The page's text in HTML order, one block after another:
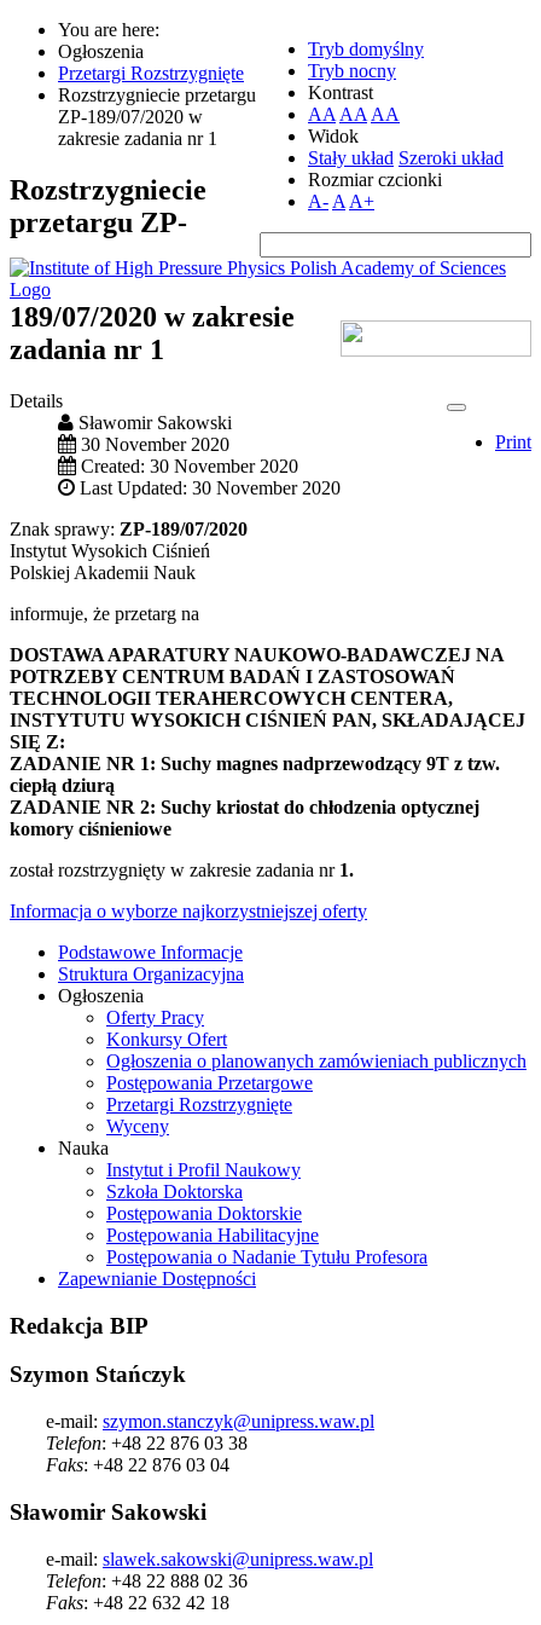
Tryb domyślny
Tryb nocny
Kontrast
AA AA AA
Widok
Stały układ Szeroki układ
Rozmiar czcionki
A- A A+
You are here:
Ogłoszenia
Przetargi Rozstrzygnięte
Rozstrzygniecie przetargu
ZP-189/07/2020 w
zakresie zadania nr 1
Rozstrzygniecie
przetargu ZP-
189/07/2020 w zakresie
zadania nr 1
Print
Details
Sławomir Sakowski
30 November 2020
Created: 30 November 2020
Last Updated: 30 November 2020
Znak sprawy: ZP-189/07/2020
Instytut Wysokich Ciśnień
Polskiej Akademii Nauk
informuje, że przetarg na
DOSTAWA APARATURY NAUKOWO-BADAWCZEJ NA
POTRZEBY CENTRUM BADAŃ I ZASTOSOWAŃ
TECHNOLOGII TERAHERCOWYCH CENTERA,
INSTYTUTU WYSOKICH CIŚNIEŃ PAN, SKŁADAJĄCEJ
SIĘ Z:
ZADANIE NR 1: Suchy magnes nadprzewodzący 9T z tzw.
ciepłą dziurą
ZADANIE NR 2: Suchy kriostat do chłodzenia optycznej
komory ciśnieniowe
został rozstrzygnięty w zakresie zadania nr 1.
Informacja o wyborze najkorzystniejszej oferty
Podstawowe Informacje
Struktura Organizacyjna
Ogłoszenia
Oferty Pracy
Konkursy Ofert
Ogłoszenia o planowanych zamówieniach publicznych
Postępowania Przetargowe
Przetargi Rozstrzygnięte
Wyceny
Nauka
Instytut i Profil Naukowy
Szkoła Doktorska
Postępowania Doktorskie
Postępowania Habilitacyjne
Postępowania o Nadanie Tytułu Profesora
Zapewnianie Dostępności
Redakcja BIP
Szymon Stańczyk
e-mail: szymon.stanczyk@unipress.waw.pl
Telefon: +48 22 876 03 38
Faks: +48 22 876 03 04
Sławomir Sakowski
e-mail: slawek.sakowski@unipress.waw.pl
Telefon: +48 22 888 02 36
Faks: +48 22 632 42 18